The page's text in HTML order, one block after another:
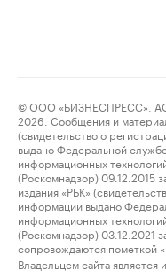
© ООО «БИЗНЕСПРЕСС»,
2026. Сообщения и
(свидетельство о
выдано Федеральной
информационных
(Роскомнадзор)
издания «РБК»
информации выдано
информационных
(Роскомнадзор)
сопровождаются пометкой
Владельцем сайта является